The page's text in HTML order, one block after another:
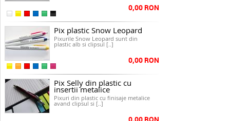
0,00 RON
Pix plastic Snow Leopard
Pixurile Snow Leopard sunt din
plastic alb si clipsul [..]
0,00 RON
Pix Selly din plastic cu
insertii metalice
Pixuri din plastic cu finisaje metalice
avand clipsul si [..]